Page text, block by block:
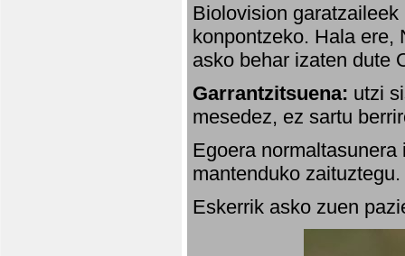
Biolovision
konpontzeko. Hala ere,
asko behar izaten dute
Garrantzitsuena: utzi
mesedez, ez sartu
Egoera
mantenduko
Eskerrik asko zuen